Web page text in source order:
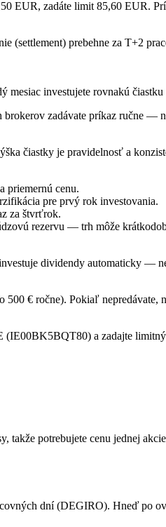
EUR, zadáte limit 85,60 EUR.
(settlement) prebehne za T+2
mesiac investujete rovnakú
zadávate príkaz ručne —
čiastky je pravidelnosť a
priemernú cenu.
pre prvý rok investovania.
za štvrťrok.
rezervu — trh môže
dividendy automaticky —
€ ročne). Pokiaľ nepredávate,
a zadajte
potrebujete cenu jednej
dní (DEGIRO). Hneď po